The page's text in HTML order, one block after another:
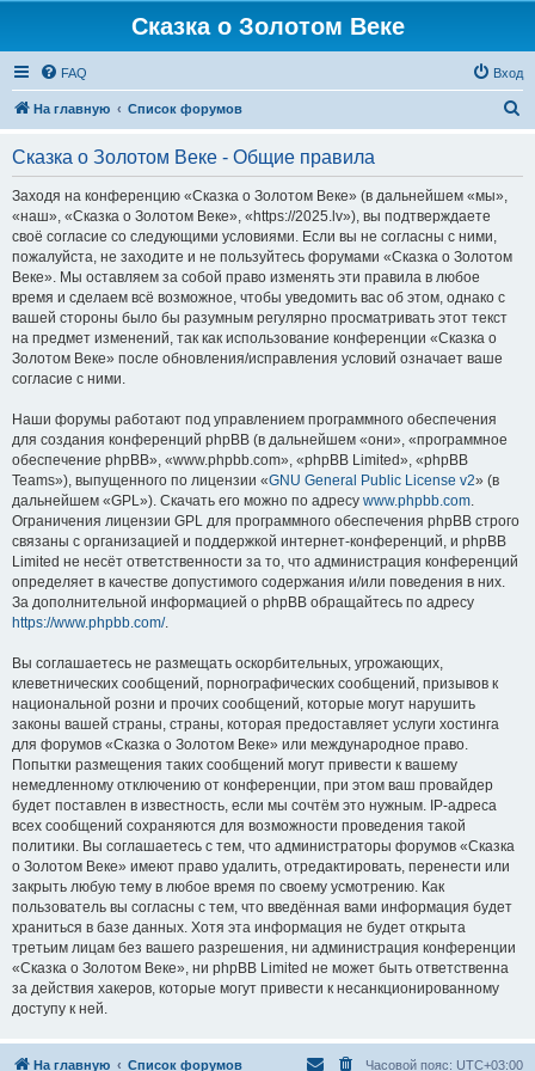
Сказка о Золотом Веке
FAQ Вход
На главную Список форумов
Сказка о Золотом Веке - Общие правила
Заходя на конференцию «Сказка о Золотом Веке» (в дальнейшем «мы»,
«наш», «Сказка о Золотом Веке», «https://2025.lv»), вы подтверждаете
своё согласие со следующими условиями. Если вы не согласны с ними,
пожалуйста, не заходите и не пользуйтесь форумами «Сказка о Золотом
Веке». Мы оставляем за собой право изменять эти правила в любое
время и сделаем всё возможное, чтобы уведомить вас об этом, однако с
вашей стороны было бы разумным регулярно просматривать этот текст
на предмет изменений, так как использование конференции «Сказка о
Золотом Веке» после обновления/исправления условий означает ваше
согласие с ними.
Наши форумы работают под управлением программного обеспечения
для создания конференций phpBB (в дальнейшем «они», «программное
обеспечение phpBB», «www.phpbb.com», «phpBB Limited», «phpBB
Teams»), выпущенного по лицензии «GNU General Public License v2» (в
дальнейшем «GPL»). Скачать его можно по адресу www.phpbb.com.
Ограничения лицензии GPL для программного обеспечения phpBB строго
связаны с организацией и поддержкой интернет-конференций, и phpBB
Limited не несёт ответственности за то, что администрация конференций
определяет в качестве допустимого содержания и/или поведения в них.
За дополнительной информацией о phpBB обращайтесь по адресу
https://www.phpbb.com/.
Вы соглашаетесь не размещать оскорбительных, угрожающих,
клеветнических сообщений, порнографических сообщений, призывов к
национальной розни и прочих сообщений, которые могут нарушить
законы вашей страны, страны, которая предоставляет услуги хостинга
для форумов «Сказка о Золотом Веке» или международное право.
Попытки размещения таких сообщений могут привести к вашему
немедленному отключению от конференции, при этом ваш провайдер
будет поставлен в известность, если мы сочтём это нужным. IP-адреса
всех сообщений сохраняются для возможности проведения такой
политики. Вы соглашаетесь с тем, что администраторы форумов «Сказка
о Золотом Веке» имеют право удалить, отредактировать, перенести или
закрыть любую тему в любое время по своему усмотрению. Как
пользователь вы согласны с тем, что введённая вами информация будет
храниться в базе данных. Хотя эта информация не будет открыта
третьим лицам без вашего разрешения, ни администрация конференции
«Сказка о Золотом Веке», ни phpBB Limited не может быть ответственна
за действия хакеров, которые могут привести к несанкционированному
доступу к ней.
На главную Список форумов Часовой пояс: UTC+03:00